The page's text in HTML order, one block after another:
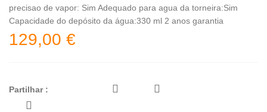
precisao de vapor: Sim Adequado para agua da torneira:Sim
Capacidade do depósito da água:330 ml 2 anos garantia
129,00 €
Partilhar :